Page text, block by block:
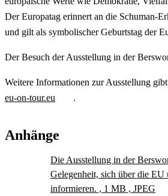
Der Europatag erinnert an die Schuman-
und gilt als symbolischer Geburtstag der
Der Besuch der Ausstellung in der
Weitere Informationen zur Ausstellung
eu-on-tour.eu
.
Anhänge
Die Ausstellung in der
Gelegenheit, sich über die
informieren. , 1 MB , JPEG